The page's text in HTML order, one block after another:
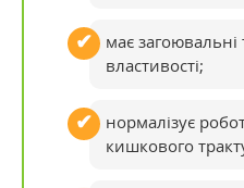
має загоювальні
властивості;
нормалізує
кишкового